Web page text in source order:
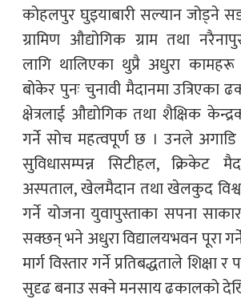
कोहलपुर घुइयाबारी सल्यान जोड्ने
ग्रामिण औद्योगिक ग्राम तथा
लागि थालिएका थुप्रै अधुरा कामहरू
बोकेर पुनः चुनावी मैदानमा
क्षेत्रलाई औद्योगिक तथा शैक्षिक
गर्ने सोच महत्वपूर्ण छ । उनले
सुविधासम्पन्न सिटीहल, क्रिकेट
अस्पताल, खेलमैदान तथा खेलकुद
गर्ने योजना युवापुस्ताका सपना
सक्छन् भने अधुरा विद्यालयभवन पूरा
मार्ग विस्तार गर्ने प्रतिबद्धताले शिक्षा र
सुदृढ बनाउ सक्ने मनसाय ढकालको